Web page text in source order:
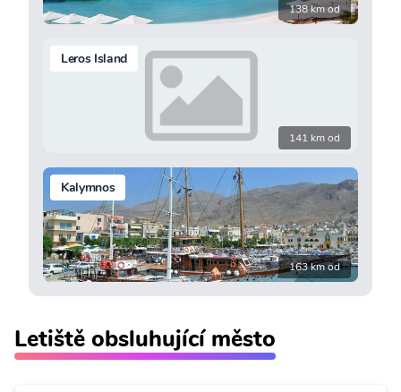
138 km od
Leros Island
141 km od
Kalymnos
163 km od
Letiště obsluhující město